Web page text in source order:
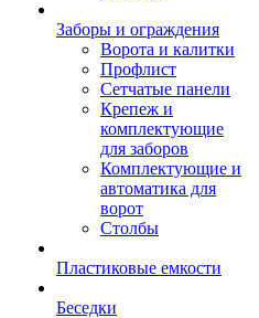
Заборы и ограждения
Ворота и калитки
Профлист
Сетчатые панели
Крепеж и
комплектующие
для заборов
Комплектующие и
автоматика для
ворот
Столбы
Пластиковые емкости
Беседки